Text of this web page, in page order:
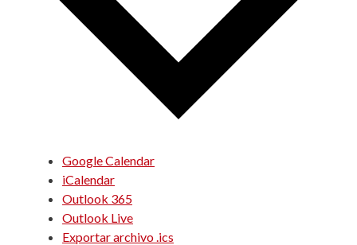
Google Calendar
iCalendar
Outlook 365
Outlook Live
Exportar archivo .ics